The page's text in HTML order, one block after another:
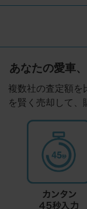
あなたの愛車
複数社の査定額を
を賢く売却して、